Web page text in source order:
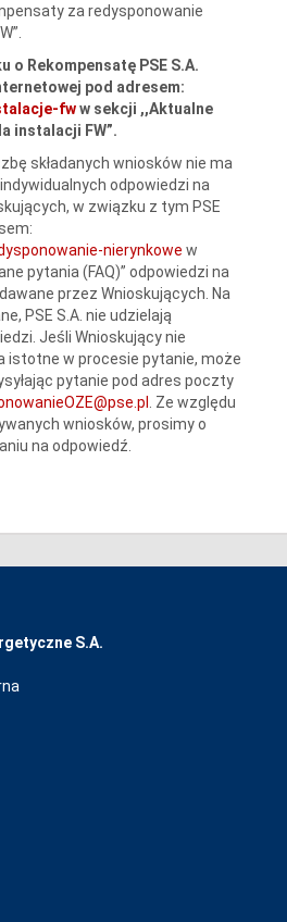
za redysponowanie
o Rekompensatę PSE S.A.
pod adresem:
fww sekcji ,,Aktualne
instalacji FW”.
składanych wniosków nie ma
odpowiedzi na
w związku z tym PSE
nierynkowe w
pytania (FAQ)” odpowiedzi na
przez Wnioskujących. Na
PSE S.A. nie udzielają
Jeśli Wnioskujący nie
istotne w procesie pytanie, może
pytanie pod adres poczty
. Ze względu
wniosków, prosimy o
na odpowiedź.
S.A.